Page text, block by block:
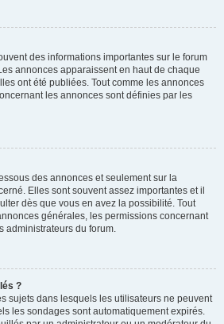
des informations importantes sur le forum
annonces apparaissent en haut de chaque
ont été publiées. Tout comme les annonces
les annonces sont définies par les
des annonces et seulement sur la
Elles sont souvent assez importantes et il
dès que vous en avez la possibilité. Tout
générales, les permissions concernant
administrateurs du forum.
?
sujets dans lesquels les utilisateurs ne peuvent
les sondages sont automatiquement expirés.